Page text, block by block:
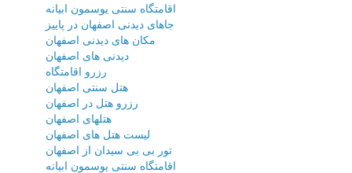
اقامتگاه سنتی یوسمون ابیانه
جاهای دیدنی اصفهان در پاییز
مکان های دیدنی اصفهان
دیدنی های اصفهان
رزرو اقامتگاه
هتل سنتی اصفهان
رزرو هتل در اصفهان
هتلهای اصفهان
لیست هتل های اصفهان
تور بی بی سیدان از اصفهان
اقامتگاه سنتی یوسمون ابیانه